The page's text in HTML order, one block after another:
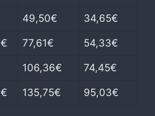
49,50€ 34,65€
77,61€ 54,33€
106,36€ 74,45€
135,75€ 95,03€